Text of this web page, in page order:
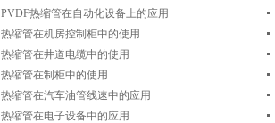
PVDF热缩管在自动化设备上的应用
热缩管在机房控制柜中的使用
热缩管在井道电缆中的使用
热缩管在制柜中的使用
热缩管在汽车油管线速中的应用
热缩管在电子设备中的应用